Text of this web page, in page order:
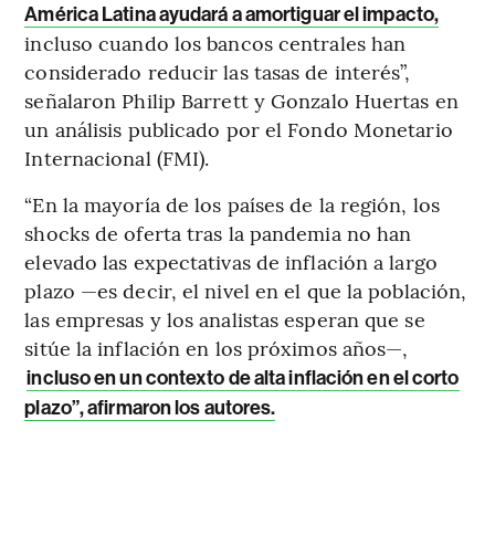
América Latina ayudará a amortiguar el impacto,
incluso cuando los bancos centrales han
considerado reducir las tasas de interés”,
señalaron Philip Barrett y Gonzalo Huertas en
un análisis publicado por el Fondo Monetario
Internacional (FMI).
“En la mayoría de los países de la región, los
shocks de oferta tras la pandemia no han
elevado las expectativas de inflación a largo
plazo —es decir, el nivel en el que la población,
las empresas y los analistas esperan que se
sitúe la inflación en los próximos años—,
incluso en un contexto de alta inflación en el corto
plazo”, afirmaron los autores.